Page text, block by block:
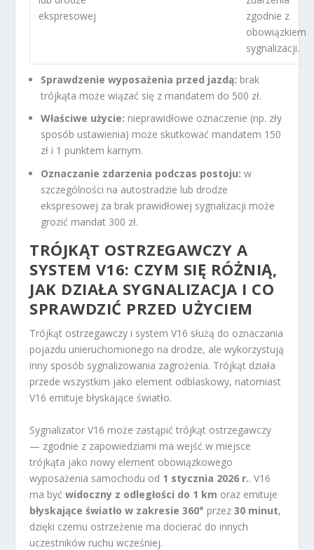
ekspresowej
zgodnie z
obowiązkiem
sygnalizacji.
Sprawdzenie wyposażenia przed jazdą: brak
trójkąta może wiązać się z mandatem do 500 zł.
Właściwe użycie: nieprawidłowe oznaczenie (np. zły
sposób ustawienia) może skutkować mandatem 150
zł i 1 punktem karnym.
Oznaczanie zdarzenia podczas postoju: w
szczególności na autostradzie lub drodze
ekspresowej za brak prawidłowej sygnalizacji może
grozić mandat 300 zł.
TRÓJKĄT OSTRZEGAWCZY A
SYSTEM V16: CZYM SIĘ RÓŻNIĄ,
JAK DZIAŁA SYGNALIZACJA I CO
SPRAWDZIĆ PRZED UŻYCIEM
Trójkąt ostrzegawczy i system V16 służą do oznaczania
pojazdu unieruchomionego na drodze, ale wykorzystują
inny sposób sygnalizowania zagrożenia. Trójkąt działa
przede wszystkim jako element odblaskowy, natomiast
V16 emituje błyskające światło.
Sygnalizator V16 może zastąpić trójkąt ostrzegawczy
— zgodnie z zapowiedziami ma wejść w miejsce
trójkąta jako nowy element obowiązkowego
wyposażenia samochodu od 1 stycznia 2026 r.. V16
ma byćwidoczny z odległości do 1 km oraz emituje
błyskające światło w zakresie 360° przez30 minut,
dzięki czemu ostrzeżenie ma docierać do innych
uczestników ruchu wcześniej.